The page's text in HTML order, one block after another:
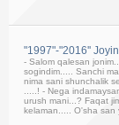
"1997"-"2016''
- Salom qalesan
sogindim..... Sanchi
nima sani shunchalik
.....! - Nega
urush mani...? Faqat
kelaman..... O'sha san